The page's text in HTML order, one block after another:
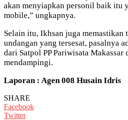
akan menyiapkan personil baik itu
mobile,” ungkapnya.
Selain itu, Ikhsan juga memastikan
undangan yang tersesat, pasalnya
dari Satpol PP Pariwisata
mendampingi.
Laporan : Agen 008 Husain Idris
SHARE
Facebook
Twitter